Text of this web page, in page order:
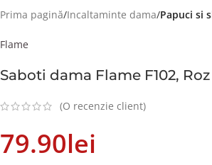
Prima pagină Incaltaminte dama Papuci si
Flame
Saboti dama Flame F102, Roz
(O recenzie client)
79.90Lei